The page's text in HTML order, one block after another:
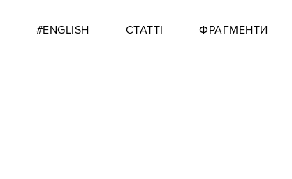
#ENGLISH СТАТТІ ФРАГМЕНТИ